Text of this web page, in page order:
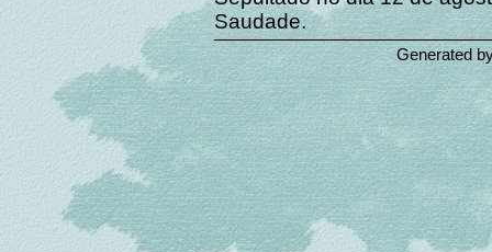
Saudade.
Generated